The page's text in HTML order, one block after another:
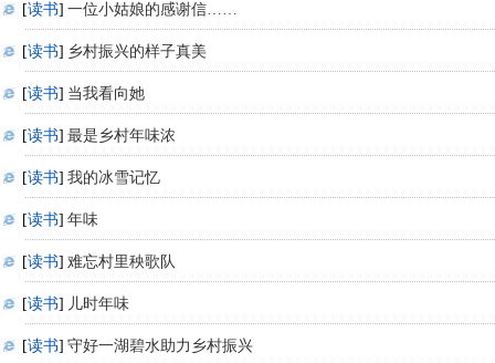
[读书] 一位小姑娘的感谢信……
[读书] 乡村振兴的样子真美
[读书] 当我看向她
[读书] 最是乡村年味浓
[读书] 我的冰雪记忆
[读书] 年味
[读书] 难忘村里秧歌队
[读书] 儿时年味
[读书] 守好一湖碧水助力乡村振兴